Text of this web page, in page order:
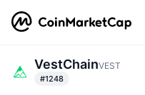
VestChainVEST
#1248